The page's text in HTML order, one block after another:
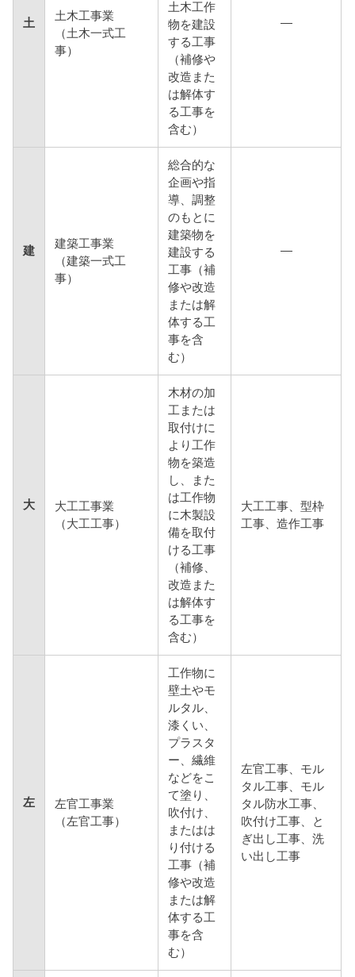
土
土木工事業
（土木一式工
事）
土木工作
物を建設
する工事
（補修や
改造また
は解体す
る工事を
含む）
―
建
建築工事業
（建築一式工
事）
総合的な
企画や指
導、調整
のもとに
建築物を
建設する
工事（補
修や改造
または解
体する工
事を含
む）
―
大
大工工事業
（大工工事）
木材の加
工または
取付けに
より工作
物を築造
し、また
は工作物
に木製設
備を取付
ける工事
（補修、
改造また
は解体す
る工事を
含む）
大工工事、型枠
工事、造作工事
左
左官工事業
（左官工事）
工作物に
壁土やモ
ルタル、
漆くい、
プラスタ
ー、繊維
などをこ
て塗り、
吹付け、
またはは
り付ける
工事（補
修や改造
または解
体する工
事を含
む）
左官工事、モル
タル工事、モル
タル防水工事、
吹付け工事、と
ぎ出し工事、洗
い出し工事